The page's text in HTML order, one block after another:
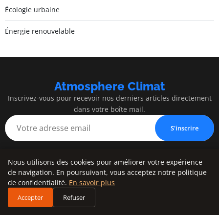
Écologie urbaine
Énergie renouvelable
Atmosphere Climat
Inscrivez-vous pour recevoir nos derniers articles directement
dans votre boîte mail.
S'inscrire
Atmosphere Climat
Changer l’atmosphère, transformer le futur.
Nous utilisons des cookies pour améliorer votre expérience
de navigation. En poursuivant, vous acceptez notre politique
de confidentialité. En savoir plus
Accepter Refuser